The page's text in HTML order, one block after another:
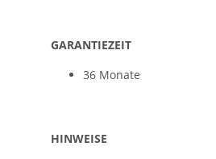
GARANTIEZEIT
36 Monate
HINWEISE